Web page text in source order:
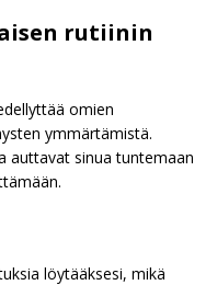
rutiinin
omien
ymmärtämistä.
auttavat sinua tuntemaan
löytääksesi, mikä